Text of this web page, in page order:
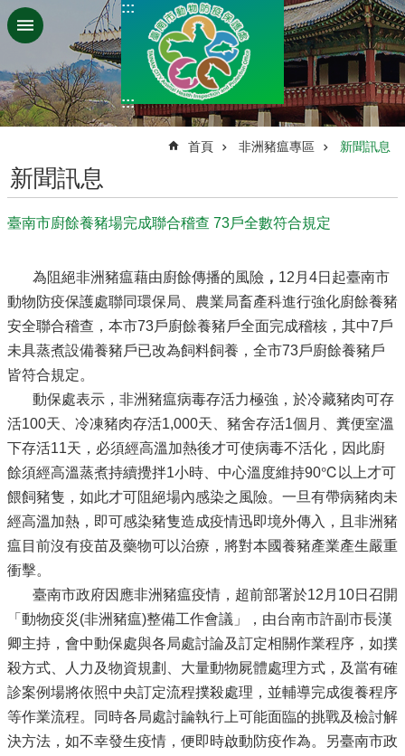
跳到主要內容區塊
:::
:::
首頁 非洲豬瘟專區 新聞訊息
新聞訊息
臺南市廚餘養豬場完成聯合稽查 73戶全數符合規定
為阻絕非洲豬瘟藉由廚餘傳播的風險 ， 12月4日起臺南市
動物防疫保護處聯同環保局、農業局畜產科進行強化廚餘養豬
安全聯合稽查，本市73戶廚餘養豬戶全面完成稽核，其中7戶
未具蒸煮設備養豬戶已改為飼料飼養，全市73戶廚餘養豬戶
皆符合規定。
動保處表示，非洲豬瘟病毒存活力極強，於冷藏豬肉可存
活100天、冷凍豬肉存活1,000天、豬舍存活1個月、糞便室溫
下存活11天，必須經高溫加熱後才可使病毒不活化，因此廚
餘須經高溫蒸煮持續攪拌1小時、中心溫度維持90℃以上才可
餵飼豬隻，如此才可阻絕場內感染之風險。一旦有帶病豬肉未
經高溫加熱，即可感染豬隻造成疫情迅即境外傳入，且非洲豬
瘟目前沒有疫苗及藥物可以治療，將對本國養豬產業產生嚴重
衝擊。
臺南市政府因應非洲豬瘟疫情，超前部署於12月10日召開
「動物疫災(非洲豬瘟)整備工作會議」，由台南市許副市長漢
卿主持，會中動保處與各局處討論及訂定相關作業程序，如撲
殺方式、人力及物資規劃、大量動物屍體處理方式，及當有確
診案例場將依照中央訂定流程撲殺處理，並輔導完成復養程序
等作業流程。同時各局處討論執行上可能面臨的挑戰及檢討解
決方法，如不幸發生疫情，便即時啟動防疫作為。另臺南市政